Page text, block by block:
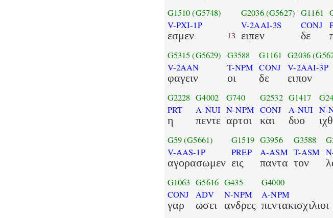
G1510 (G5748)
V-PXI-1P
εσμεν 13
G2036(G5627)
V-2AAI-3S
ειπεν
G1161
CONJ
δε
G5315 (G5629)
V-2AAN
φαγειν
G3588
T-NPM
οι
G1161
CONJ
δε
G2036
V-2AAI-3P
ειπον
G2228
PRT
η
G4002
A-NUI
πεντε
G740
N-NPM
αρτοι
G2532
CONJ
και
G1417
A-NUI
δυο
N-
G59(G5661)
V-AAS-1P
αγορασωμεν
G1519
PREP
εις
G3956
A-ASM
παντα
G3588
T-ASM
τον
G1063
CONJ
γαρ
G5616
ADV
ωσει
G435
N-NPM
ανδρες
G4000
A-NPM
πεντακισχιλιοι